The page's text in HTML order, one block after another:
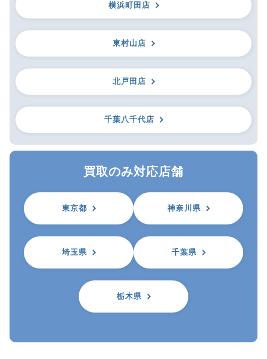
横浜町田店
東村山店
北戸田店
千葉八千代店
買取のみ対応店舗
東京都 神奈川県
埼玉県 千葉県
栃木県